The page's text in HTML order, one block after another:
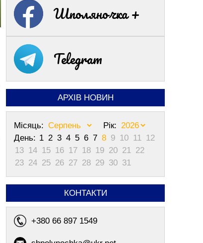
Шполяночка +
Telegram
АРХІВ НОВИН
Місяць:
Рік:
День: 1 2 3 4 5 6 7 8 9 10 11 12
13 14 15 16 17 18 19 20 21 22
23 24 25 26 27 28 29 30 31
КОНТАКТИ
+380 66 897 1549